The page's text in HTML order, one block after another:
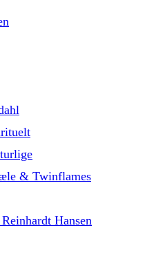
& Twinflames
Hansen